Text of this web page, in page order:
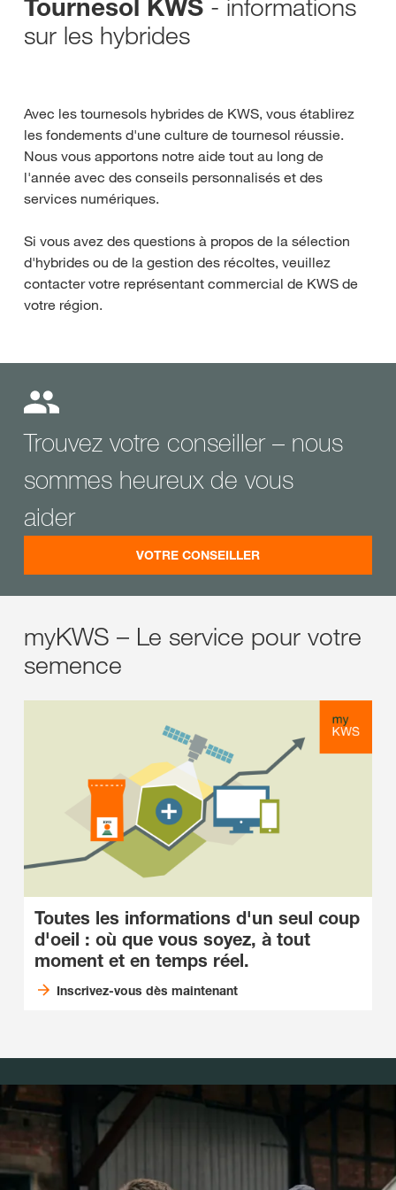
Tournesol KWS - informations
sur les hybrides
Avec les tournesols hybrides de KWS, vous établirez
les fondements d'une culture de tournesol réussie.
Nous vous apportons notre aide tout au long de
l'année avec des conseils personnalisés et des
services numériques.
Si vous avez des questions à propos de la sélection
d'hybrides ou de la gestion des récoltes, veuillez
contacter votre représentant commercial de KWS de
votre région.
Trouvez votre conseiller – nous
sommes heureux de vous
aider
VOTRE CONSEILLER
myKWS – Le service pour votre
semence
Toutes les informations d'un seul coup
d'oeil : où que vous soyez, à tout
moment et en temps réel.
Inscrivez-vous dès maintenant